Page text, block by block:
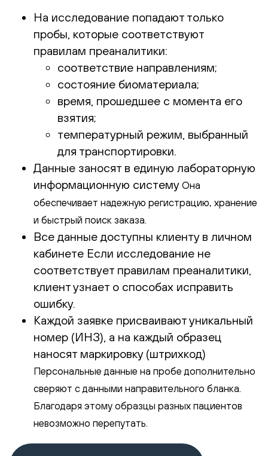
На исследование попадают только
пробы, которые соответствуют
правилам преаналитики:
соответствие направлениям;
состояние биоматериала;
время, прошедшее с момента его
взятия;
температурный режим, выбранный
для транспортировки.
Данные заносят в единую лабораторную
информационную систему Она
обеспечивает надежную регистрацию, хранение
и быстрый поиск заказа.
Все данные доступны клиенту в личном
кабинете Если исследование не
соответствует правилам преаналитики,
клиент узнает о способах исправить
ошибку.
Каждой заявке присваивают уникальный
номер (ИНЗ), а на каждый образец
наносят маркировку (штрихкод)
Персональные данные на пробе дополнительно
сверяют с данными направительного бланка.
Благодаря этому образцы разных пациентов
невозможно перепутать.